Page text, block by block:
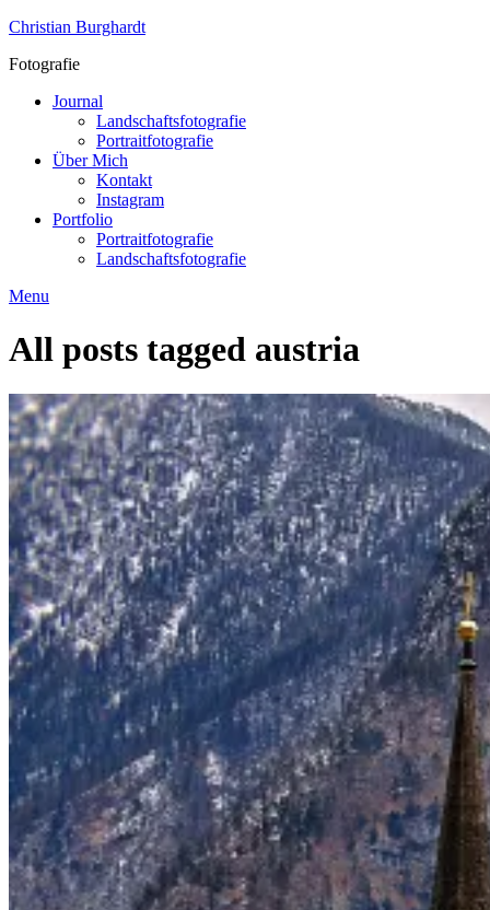
Skip
content
Christian Burghardt
Fotografie
Journal
Landschaftsfotografie
Portraitfotografie
Über Mich
Kontakt
Instagram
Portfolio
Portraitfotografie
Landschaftsfotografie
Menu
All posts tagged austria